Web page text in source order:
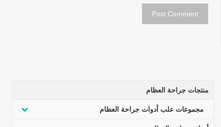
منتجات جراحة العظام
مجموعات علب أدوات جراحة العظام